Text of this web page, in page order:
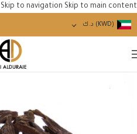
Skip to navigation Skip to main content
(KWD) د.ك